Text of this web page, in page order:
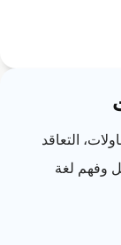
التعاقد
وفهم لغة